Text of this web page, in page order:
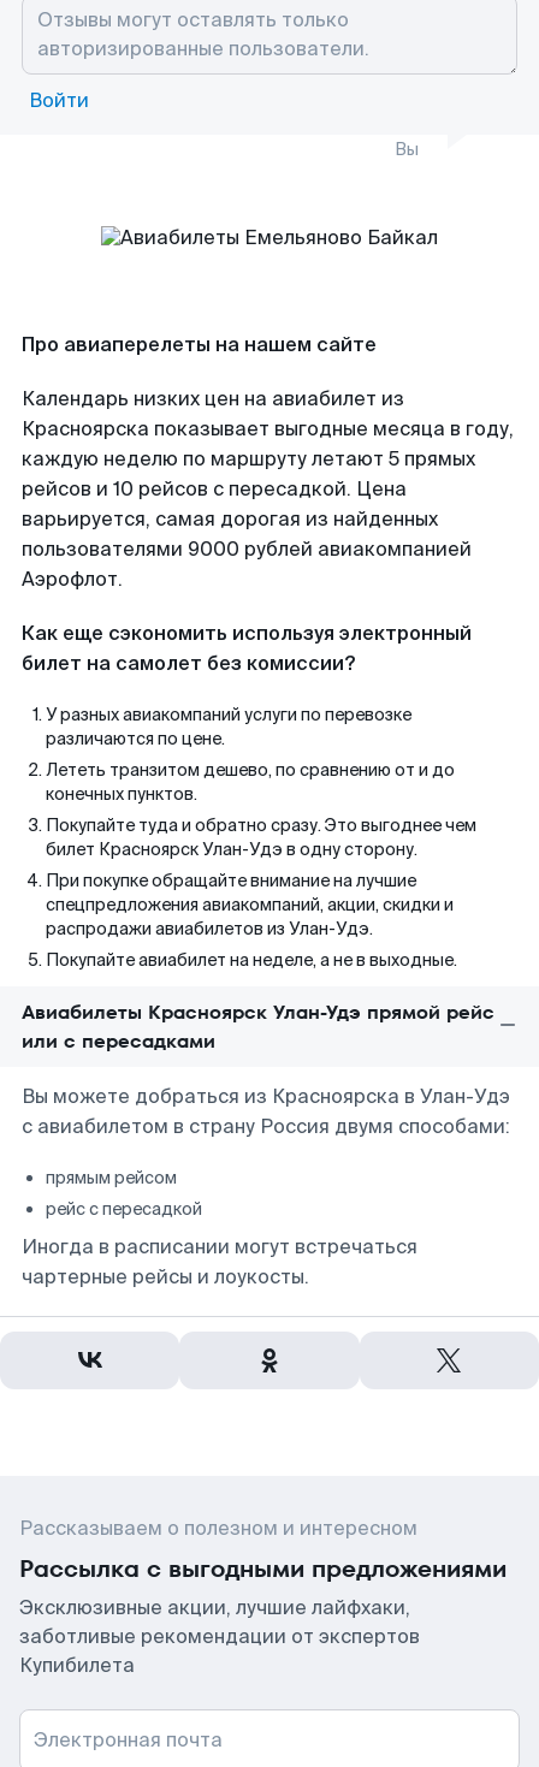
Войти
Вы
Про авиаперелеты на нашем сайте
Календарь низких цен на авиабилет из
Красноярска показывает выгодные месяца в году,
каждую неделю по маршруту летают 5 прямых
рейсов и 10 рейсов с пересадкой. Цена
варьируется, самая дорогая из найденных
пользователями 9000 рублей авиакомпанией
Аэрофлот.
Как еще сэкономить используя электронный
билет на самолет без комиссии?
У разных авиакомпаний услуги по перевозке
различаются по цене.
Лететь транзитом дешево, по сравнению от и до
конечных пунктов.
Покупайте туда и обратно сразу. Это выгоднее чем
билет Красноярск Улан-Удэ в одну сторону.
При покупке обращайте внимание на лучшие
спецпредложения авиакомпаний, акции, скидки и
распродажи авиабилетов из Улан-Удэ.
Покупайте авиабилет на неделе, а не в выходные.
Авиабилеты Красноярск Улан-Удэ прямой рейс
или с пересадками
Вы можете добраться из Красноярска в Улан-Удэ
с авиабилетом в страну Россия двумя способами:
прямым рейсом
рейс с пересадкой
Иногда в расписании могут встречаться
чартерные рейсы и лоукосты.
Рассказываем о полезном и интересном
Рассылка с выгодными предложениями
Эксклюзивные акции, лучшие лайфхаки,
заботливые рекомендации от экспертов
Купибилета
Электронная почта